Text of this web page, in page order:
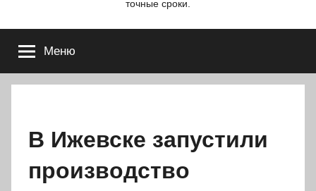
точные сроки.
Меню
В Ижевске запустили
производство